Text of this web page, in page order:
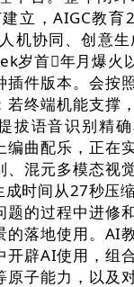
立，AIGC教
机协同、创意
岁首年月爆火
插件版本。会按
若终端机能支撑
拔语音识别精
编曲配乐，正在
、混元多模态视
时间从27秒压
题的过程中进修
的落地使用。AI
开辟AI使用，组
原子能力，以及